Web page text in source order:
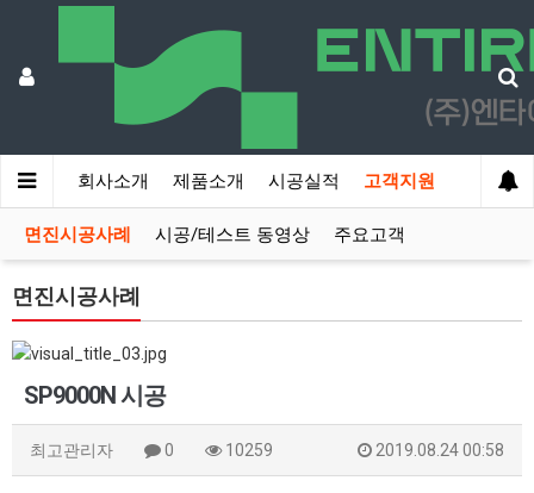
회사소개 제품소개 시공실적 고객지원
면진시공사례 시공/테스트 동영상 주요고객
면진시공사례
SP9000N 시공
최고관리자 0 10259 2019.08.24 00:58